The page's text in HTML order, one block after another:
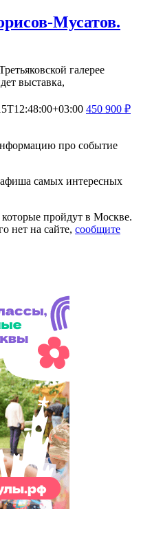
Мусатов.
галерее
выставка,
450 900 ₽
про событие
самых интересных
пройдут в Москве.
нет на сайте, сообщите